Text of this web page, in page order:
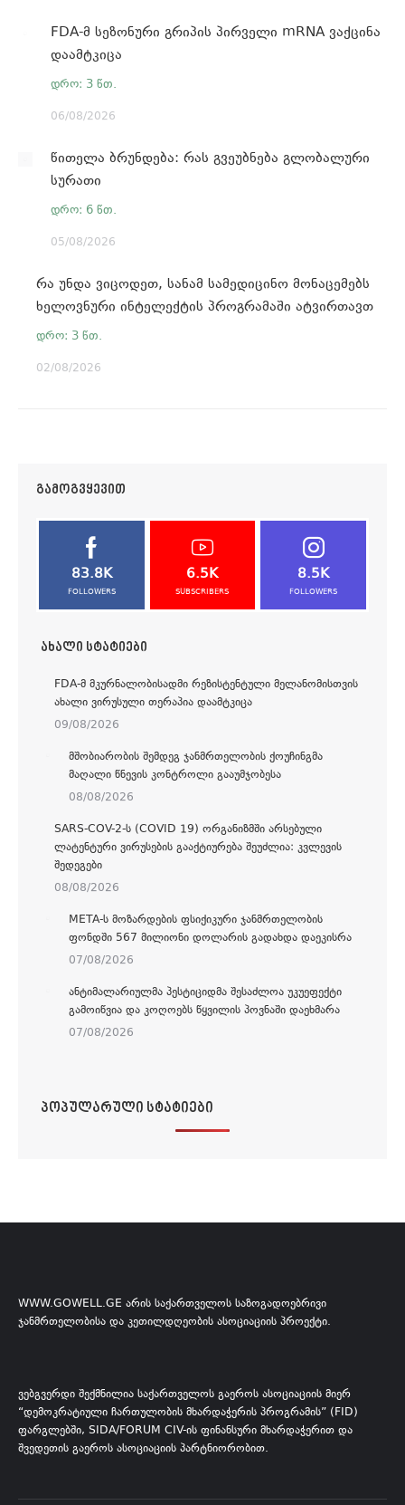
FDA-მ სეზონური გრიპის პირველი mRNA ვაქცინა
დაამტკიცა
06/08/2026
წითელა ბრუნდება: რას გვეუბნება გლობალური
სურათი
05/08/2026
რა უნდა ვიცოდეთ, სანამ სამედიცინო მონაცემებს
ხელოვნური ინტელექტის პროგრამაში ატვირთავთ
02/08/2026
ᲒᲐᲛᲝᲒᲕᲧᲔᲕᲘᲗ
83.8K
FOLLOWERS
6.5K
SUBSCRIBERS
8.5K
FOLLOWERS
ᲐᲮᲐᲚᲘ ᲡᲢᲐᲢᲘᲔᲑᲘ
FDA-Მ ᲛᲙᲣᲠᲜᲐᲚᲝᲑᲘᲡᲐᲓᲛᲘ ᲠᲔᲖᲘᲡᲢᲔᲜᲢᲣᲚᲘ ᲛᲔᲚᲐᲜᲝᲛᲘᲡᲗᲕᲘᲡ
ᲐᲮᲐᲚᲘ ᲕᲘᲠᲣᲡᲣᲚᲘ ᲗᲔᲠᲐᲞᲘᲐ ᲓᲐᲐᲛᲢᲙᲘᲪᲐ
09/08/2026
ᲛᲨᲝᲑᲘᲐᲠᲝᲑᲘᲡ ᲨᲔᲛᲓᲔᲒ ᲯᲐᲜᲛᲠᲗᲔᲚᲝᲑᲘᲡ ᲥᲝᲣᲩᲘᲜᲒᲛᲐ
ᲛᲐᲦᲐᲚᲘ ᲬᲜᲔᲕᲘᲡ ᲙᲝᲜᲢᲠᲝᲚᲘ ᲒᲐᲐᲣᲛᲯᲝᲑᲔᲡᲐ
08/08/2026
SARS-COV-2-Ს (COVID 19) ᲝᲠᲒᲐᲜᲘᲖᲛᲨᲘ ᲐᲠᲡᲔᲑᲣᲚᲘ
ᲚᲐᲢᲔᲜᲢᲣᲠᲘ ᲕᲘᲠᲣᲡᲔᲑᲘᲡ ᲒᲐᲐᲥᲢᲘᲣᲠᲔᲑᲐ ᲨᲔᲣᲫᲚᲘᲐ: ᲙᲕᲚᲔᲕᲘᲡ
ᲨᲔᲓᲔᲒᲔᲑᲘ
08/08/2026
META-Ს ᲛᲝᲖᲐᲠᲓᲔᲑᲘᲡ ᲤᲡᲘᲥᲘᲙᲣᲠᲘ ᲯᲐᲜᲛᲠᲗᲔᲚᲝᲑᲘᲡ
ᲤᲝᲜᲓᲨᲘ 567 ᲛᲘᲚᲘᲝᲜᲘ ᲓᲝᲚᲐᲠᲘᲡ ᲒᲐᲓᲐᲮᲓᲐ ᲓᲐᲔᲙᲘᲡᲠᲐ
07/08/2026
ᲐᲜᲢᲘᲛᲐᲚᲐᲠᲘᲣᲚᲛᲐ ᲞᲔᲡᲢᲘᲪᲘᲓᲛᲐ ᲨᲔᲡᲐᲫᲚᲝᲐ ᲣᲙᲣᲔᲤᲔᲥᲢᲘ
ᲒᲐᲛᲝᲘᲬᲕᲘᲐ ᲓᲐ ᲙᲝᲦᲝᲔᲑᲡ ᲬᲧᲕᲘᲚᲘᲡ ᲞᲝᲕᲜᲐᲨᲘ ᲓᲐᲔᲮᲛᲐᲠᲐ
07/08/2026
ᲞᲝᲞᲣᲚᲐᲠᲣᲚᲘ ᲡᲢᲐᲢᲘᲔᲑᲘ
WWW.GOWELL.GE ᲐᲠᲘᲡ ᲡᲐᲥᲐᲠᲗᲕᲔᲚᲝᲡ ᲡᲐᲖᲝᲒᲐᲓᲝᲔᲑᲠᲘᲕᲘ
ᲯᲐᲜᲛᲠᲗᲔᲚᲝᲑᲘᲡᲐ ᲓᲐ ᲙᲔᲗᲘᲚᲓᲦᲔᲝᲑᲘᲡ ᲐᲡᲝᲪᲘᲐᲪᲘᲘᲡ ᲞᲠᲝᲔᲥᲢᲘ.
ᲕᲔᲑᲒᲕᲔᲠᲓᲘ ᲨᲔᲥᲛᲜᲘᲚᲘᲐ ᲡᲐᲥᲐᲠᲗᲕᲔᲚᲝᲡ ᲒᲐᲔᲠᲝᲡ ᲐᲡᲝᲪᲘᲐᲪᲘᲘᲡ ᲛᲘᲔᲠ
“ᲓᲔᲛᲝᲙᲠᲐᲢᲘᲣᲚᲘ ᲩᲐᲠᲗᲣᲚᲝᲑᲘᲡ ᲛᲮᲐᲠᲓᲐᲭᲔᲠᲘᲡ ᲞᲠᲝᲒᲠᲐᲛᲘᲡ” (FID)
ᲤᲐᲠᲒᲚᲔᲑᲨᲘ, SIDA/FORUM CIV-ᲘᲡ ᲤᲘᲜᲐᲜᲡᲣᲠᲘ ᲛᲮᲐᲠᲓᲐᲭᲔᲠᲘᲗ ᲓᲐ
ᲨᲕᲔᲓᲔᲗᲘᲡ ᲒᲐᲔᲠᲝᲡ ᲐᲡᲝᲪᲘᲐᲪᲘᲘᲡ ᲞᲐᲠᲢᲜᲘᲝᲠᲝᲑᲘᲗ.